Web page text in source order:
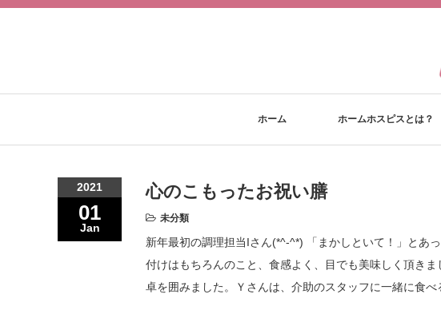
ホーム ホームホスピスとは？
2021
01
Jan
心のこもったお祝い膳
未分類
新年最初の調理担当Iさん(*^-^*) 「まかしといて！」とあ
付けはもちろんのこと、食感よく、目でも美味しく頂き
卓を囲みました。Ｙさんは、介助のスタッフに一緒に食